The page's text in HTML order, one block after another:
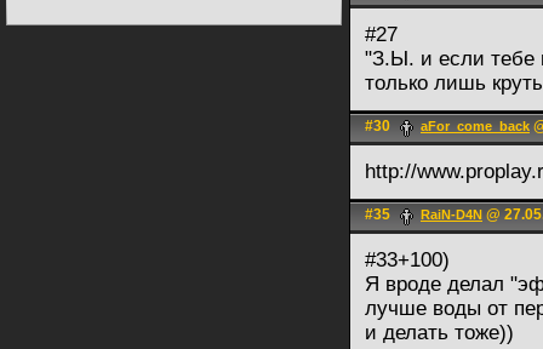
#27
"З.Ы. и если тебе
только лишь
#30 aFor_come_back
http://
#35 RaiN-D4N @
#33+100)
Я вроде делал
лучше воды от
и делать тоже))